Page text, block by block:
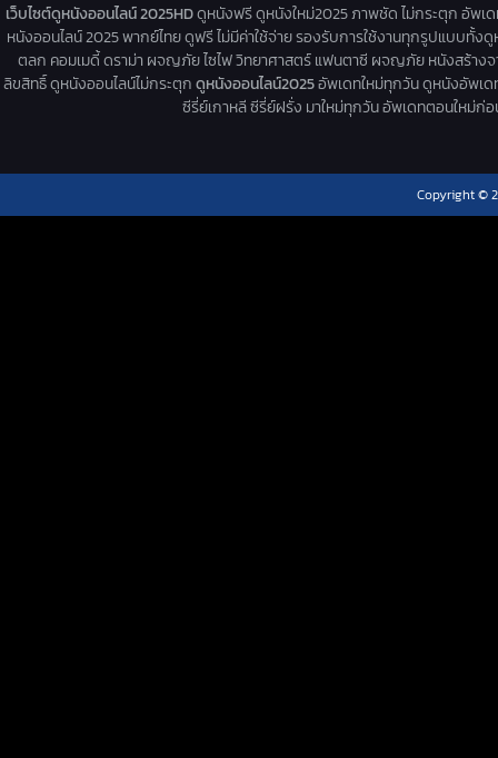
เว็บไซต์ดูหนังออนไลน์ 2025HDดูหนังฟรี ดูหนังใหม่2025 ภาพชัด ไม่กระตุก อัพเ
หนังออนไลน์ 2025 พากย์ไทย ดูฟรี ไม่มีค่าใช้จ่าย รองรับการใช้งานทุกรูปแบบทั้
ตลก คอมเมดี้ ดราม่า ผจญภัย ไซไฟ วิทยาศาสตร์ แฟนตาซี ผจญภัย หนังสร้างจ
ลิขสิทธิ์ ดูหนังออนไลน์ไม่กระตุกดูหนังออนไลน์2025อัพเดทใหม่ทุกวัน ดูหนังอัพเด
ซีรี่ย์เกาหลี ซีรี่ย์ฝรั่ง มาใหม่ทุกวัน อัพเดทตอนใหม่ก่
Copyright ©